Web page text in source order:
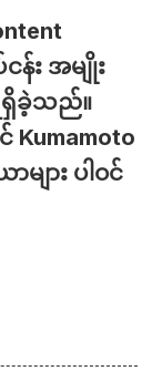
န်း အမျိုး
ရှိခဲ့သည်။
Kumamoto
ျား ပါဝင်